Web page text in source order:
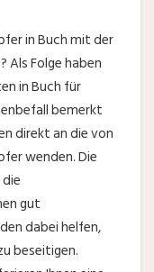
in Buch mit der
Als Folge haben
in Buch für
bemerkt
direkt an die von
wenden. Die
gut
dabei helfen,
beseitigen.